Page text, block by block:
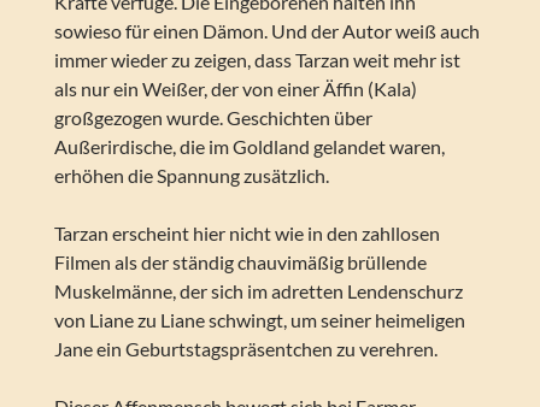
sowieso für einen Dämon. Und der Autor weiß auch
immer wieder zu zeigen, dass Tarzan weit mehr ist
als nur ein Weißer, der von einer Äffin (Kala)
großgezogen wurde. Geschichten über
Außerirdische, die im Goldland gelandet waren,
erhöhen die Spannung zusätzlich.
Tarzan erscheint hier nicht wie in den zahllosen
Filmen als der ständig chauvimäßig brüllende
Muskelmänne, der sich im adretten Lendenschurz
von Liane zu Liane schwingt, um seiner heimeligen
Jane ein Geburtstagspräsentchen zu verehren.